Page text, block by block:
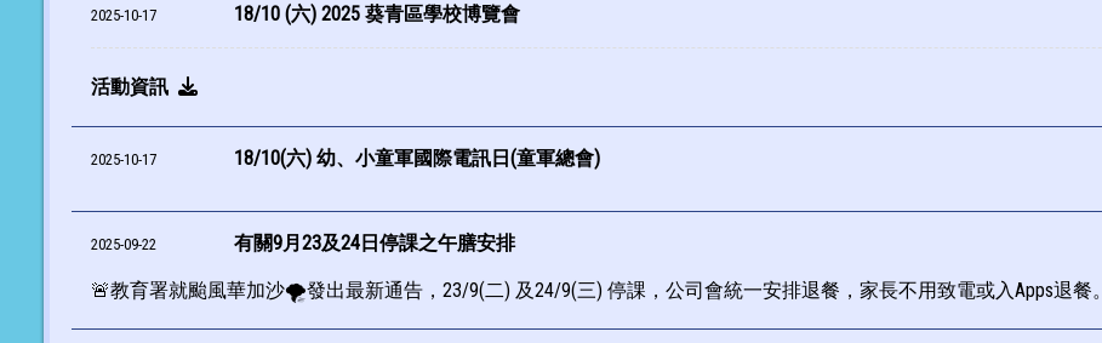
2025-10-17 18/10 (六) 2025 葵青區學校博覽會
活動資訊
2025-10-17 18/10(六) 幼、小童軍國際電訊日(童軍總會)
2025-09-22 有關9月23及24日停課之午膳安排
🚨教育署就颱風華加沙🌪發出最新通告，23/9(二) 及24/9(三) 停課，公司會統一安排退餐，家長不用致電或入Apps退餐。